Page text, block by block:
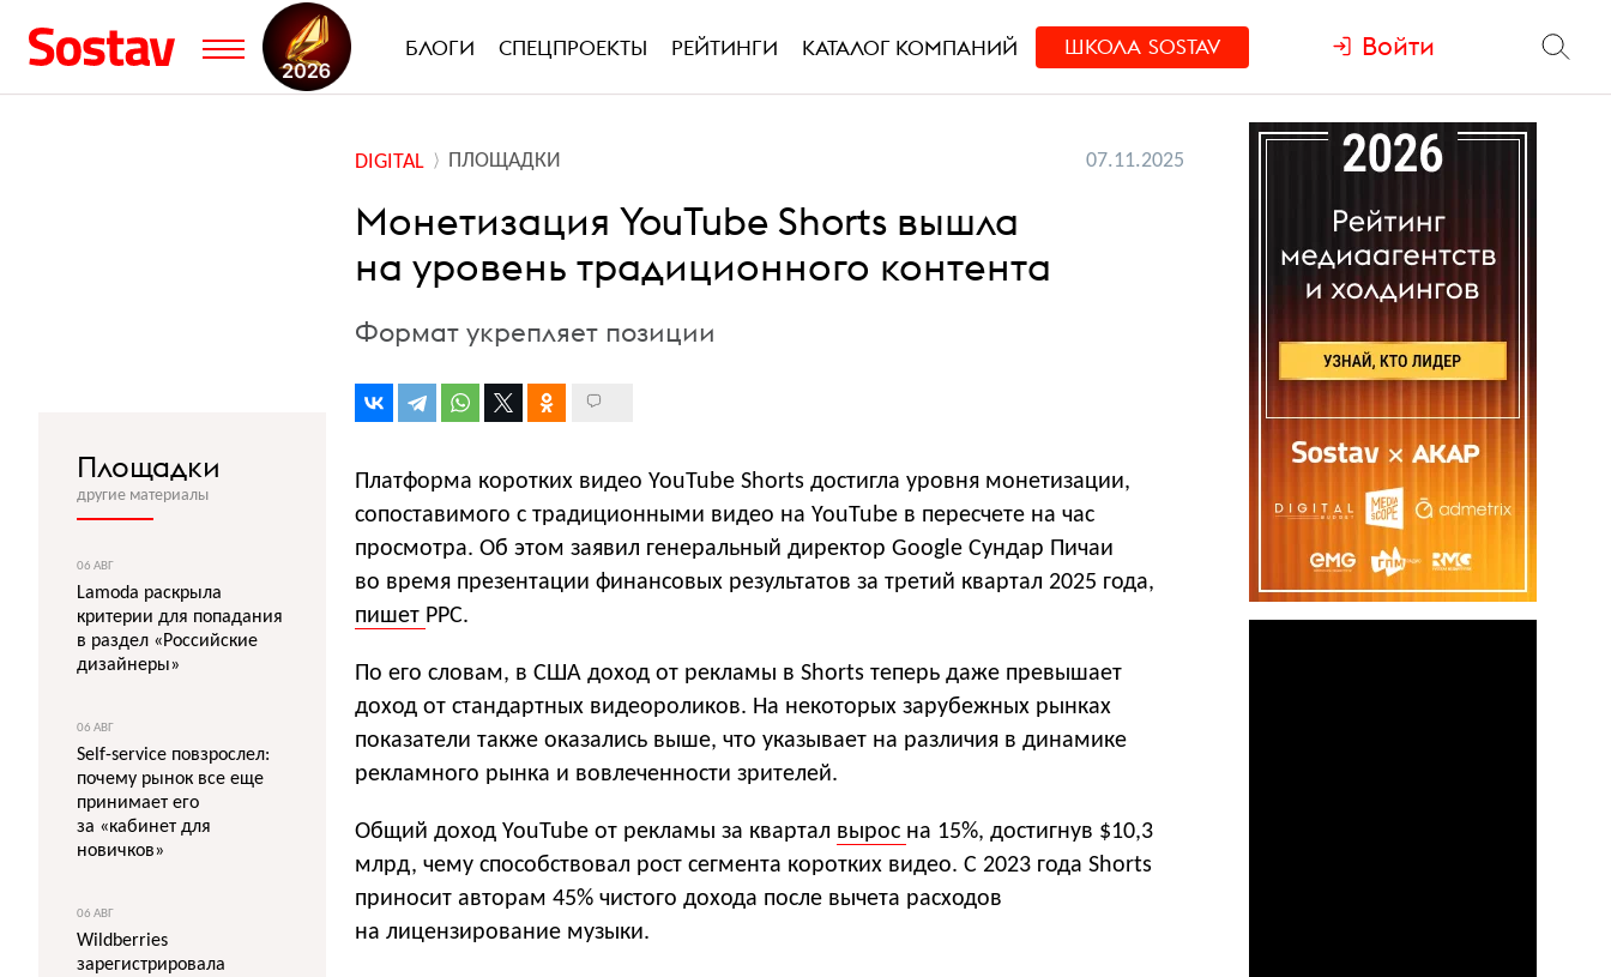
БЛОГИ СПЕЦПРОЕКТЫ РЕЙТИНГИ КАТАЛОГ КОМПАНИЙ ШКОЛА SOSTAV Войти
DIGITAL ПЛОЩАДКИ 07.11.2025
Монетизация YouTube Shorts вышла
на уровень традиционного контента
Формат укрепляет позиции
Платформа коротких видео YouTube Shorts достигла уровня монетизации,
сопоставимого с традиционными видео на YouTube в пересчете на час
просмотра. Об этом заявил генеральный директор Google Сундар Пичаи
во время презентации финансовых результатов за третий квартал 2025 года,
пишет PPC.
По его словам, в США доход от рекламы в Shorts теперь даже превышает
доход от стандартных видеороликов. На некоторых зарубежных рынках
показатели также оказались выше, что указывает на различия в динамике
рекламного рынка и вовлеченности зрителей.
Общий доход YouTube от рекламы за квартал вырос на 15%, достигнув $10,3
млрд, чему способствовал рост сегмента коротких видео. С 2023 года Shorts
приносит авторам 45% чистого дохода после вычета расходов
на лицензирование музыки.
Площадки
другие материалы
06 АВГ
Lamoda раскрыла
критерии для попадания
в раздел «Российские
дизайнеры»
06 АВГ
Self-service повзрослел:
почему рынок все еще
принимает его
за «кабинет для
новичков»
06 АВГ
Wildberries
зарегистрировала